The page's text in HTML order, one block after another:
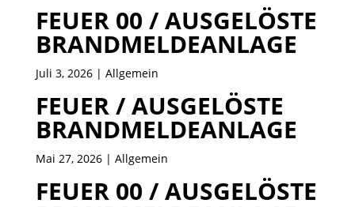
FEUER 00 / AUSGELÖSTE
BRANDMELDEANLAGE
Juli 3, 2026| Allgemein
FEUER / AUSGELÖSTE
BRANDMELDEANLAGE
Mai 27, 2026| Allgemein
FEUER 00 / AUSGELÖSTE